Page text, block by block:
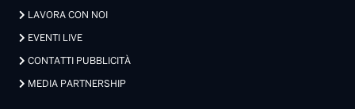
LAVORA CON NOI
EVENTI LIVE
CONTATTI PUBBLICITÀ
MEDIA PARTNERSHIP